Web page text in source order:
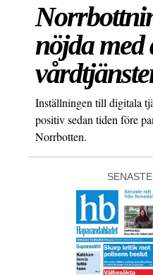
nöjda med
Inställningen till digitala
positiv sedan tiden före
Norrbotten.